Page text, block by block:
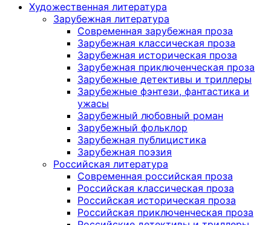
Художественная литература
Зарубежная литература
Современная зарубежная проза
Зарубежная классическая проза
Зарубежная историческая проза
Зарубежная приключенческая проза
Зарубежные детективы и триллеры
Зарубежные фэнтези, фантастика и
ужасы
Зарубежный любовный роман
Зарубежный фольклор
Зарубежная публицистика
Зарубежная поэзия
Российская литература
Современная российская проза
Российская классическая проза
Российская историческая проза
Российская приключенческая проза